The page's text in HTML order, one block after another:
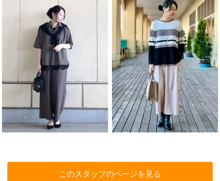
このスタッフのページを見る